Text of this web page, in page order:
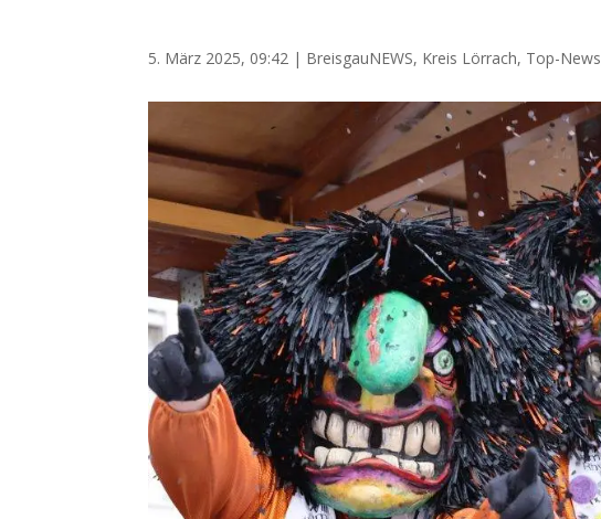
5. März 2025, 09:42 | BreisgauNEWS, Kreis Lörrach, Top-News